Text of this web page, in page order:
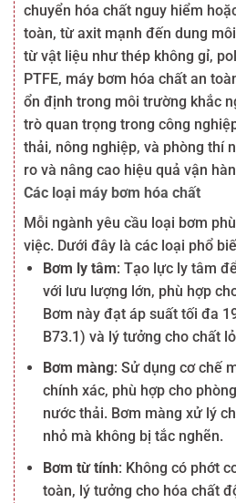
chuyển hóa chất nguy hiểm
toàn, từ axit mạnh đến dung
từ vật liệu như thép không gỉ,
PTFE, máy bơm hóa chất an
ổn định trong môi trường khắc
trò quan trọng trong công
thải, nông nghiệp, và phòng thí
ro và nâng cao hiệu quả vận
Các loại máy bơm hóa chất
Mỗi ngành yêu cầu loại bơm
việc. Dưới đây là các loại phổ
Bơm ly tâm: Tạo lực ly tâm
với lưu lượng lớn, phù hợp
Bơm này đạt áp suất tối đa
B73.1) và lý tưởng cho chất
Bơm màng: Sử dụng cơ chế
chính xác, phù hợp cho
nước thải. Bơm màng xử lý
nhỏ mà không bị tắc nghẽn.
Bơm từ tính: Không có phớt
toàn, lý tưởng cho hóa chất